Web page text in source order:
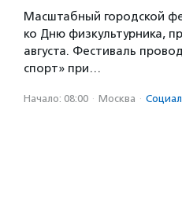
Масштабный городской
ко Дню физкультурника,
августа. Фестиваль
спорт» при…
Начало: 08:00 · Москва ·